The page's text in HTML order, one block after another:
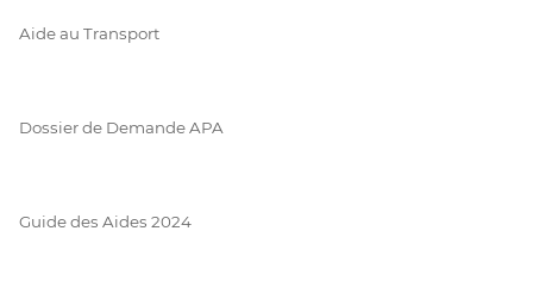
Aide au Transport
Dossier de Demande APA
Guide des Aides 2024